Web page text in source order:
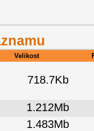
Velikost
718.7Kb
1.212Mb
1.483Mb